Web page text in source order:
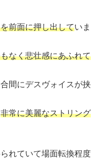
前面に押し出していま
なく悲壮感にあふれて
間にデスヴォイスが挟
非常に美麗なストリング
れていて場面転換程度